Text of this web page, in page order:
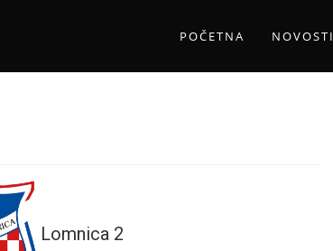
POČETNA NOVOSTI
Lomnica 2